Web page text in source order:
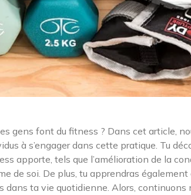
gens font du fitness ? Dans cet article,
à s’engager dans cette pratique. Tu
apporte, tels que l’amélioration de la
de soi. De plus, tu apprendras
dans ta vie quotidienne. Alors, continuons